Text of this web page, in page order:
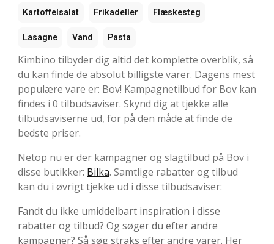
Kartoffelsalat Frikadeller Flæskesteg
Lasagne Vand Pasta
Kimbino tilbyder dig altid det komplette overblik, så
du kan finde de absolut billigste varer. Dagens mest
populære vare er: Bov! Kampagnetilbud for Bov kan
findes i 0 tilbudsaviser. Skynd dig at tjekke alle
tilbudsaviserne ud, for på den måde at finde de
bedste priser.
Netop nu er der kampagner og slagtilbud på Bov i
disse butikker: Bilka. Samtlige rabatter og tilbud
kan du i øvrigt tjekke ud i disse tilbudsaviser:
Fandt du ikke umiddelbart inspiration i disse
rabatter og tilbud? Og søger du efter andre
kampagner? Så søg straks efter andre varer. Her